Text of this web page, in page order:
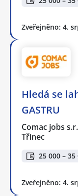
Zveřejněno: 4.
Hledá se
GASTRU
Comac jobs
Třinec
25 000 – 35
Zveřejněno: 4.